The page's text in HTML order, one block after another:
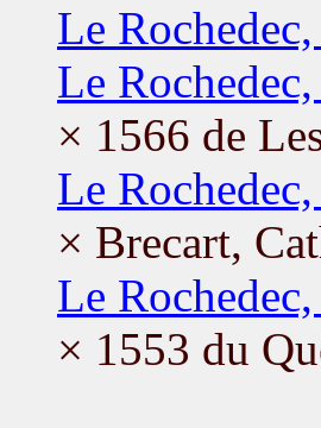
Le
Le
× 1566 de
Le Rochedec,
× Brecart,
Le
× 1553 du